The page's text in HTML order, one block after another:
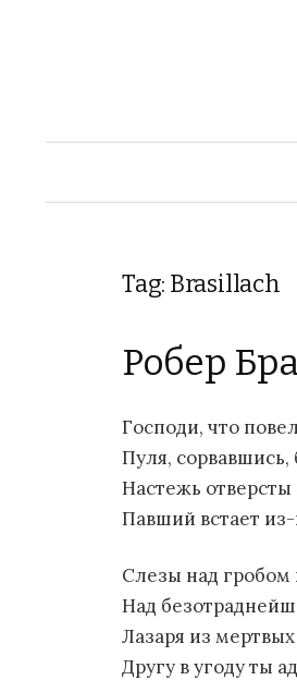
Tag: Brasillach
Робер
Господи, что
Пуля, сорвавшись,
Настежь
Павший встает
Слезы над гробом
Над
Лазаря из
Другу в угоду ты